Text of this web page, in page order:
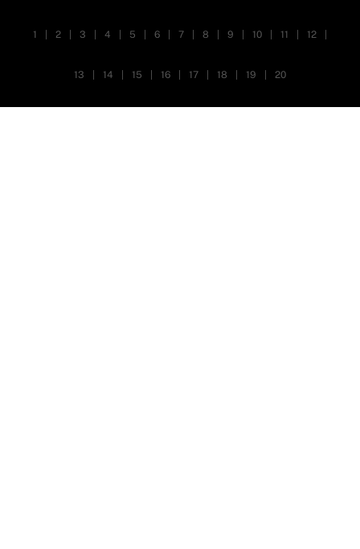
1 2 3 4 5 6 7 8 9 10 11 12
13 14 15 16 17 18 19 20